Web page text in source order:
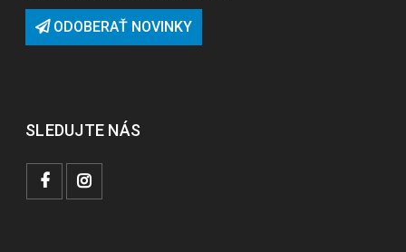
ODOBERAŤ NOVINKY
SLEDUJTE NÁS